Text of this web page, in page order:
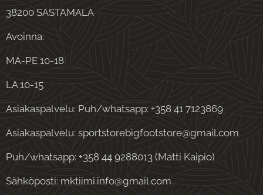
38200 SASTAMALA
Avoinna:
MA-PE 10-18
LA 10-15
Asiakaspalvelu: Puh/whatsapp: +358 41 7123869
Asiakaspalvelu: sportstorebigfootstore@gmail.com
Puh/whatsapp: +358 44 9288013 (Matti Kaipio)
Sähköposti: mktiimi.info@gmail.com